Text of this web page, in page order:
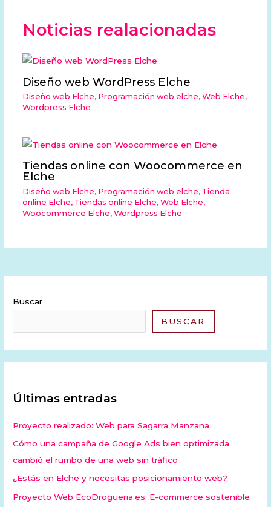
Noticias realacionadas
Diseño web WordPress Elche
Diseño web Elche, Programación web elche, Web Elche,
Wordpress Elche
Tiendas online con Woocommerce en
Elche
Diseño web Elche, Programación web elche, Tienda
online Elche, Tiendas online Elche, Web Elche,
Woocommerce Elche, Wordpress Elche
Buscar
BUSCAR
Últimas entradas
Proyecto realizado: Web para Sagarra Manzana
Cómo una campaña de Google Ads bien optimizada
cambió el rumbo de una web sin tráfico
¿Estás en Elche y necesitas posicionamiento web?
Proyecto Web EcoDrogueria.es: E-commerce sostenible